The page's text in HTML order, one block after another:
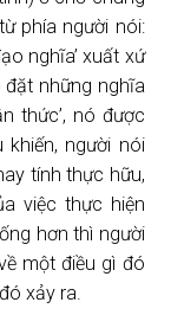
phía người nói:
nghĩa’ xuất xứ
đặt những nghĩa
thức’, nó được
người nói
tính thực hữu,
việc thực hiện
hơn thì người
một điều gì đó
xảy ra.